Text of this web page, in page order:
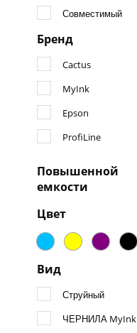
Совместимый
Бренд
Cactus
MyInk
Epson
ProfiLine
Повышенной
емкости
Цвет
Вид
Струйный
ЧЕРНИЛА MyInk